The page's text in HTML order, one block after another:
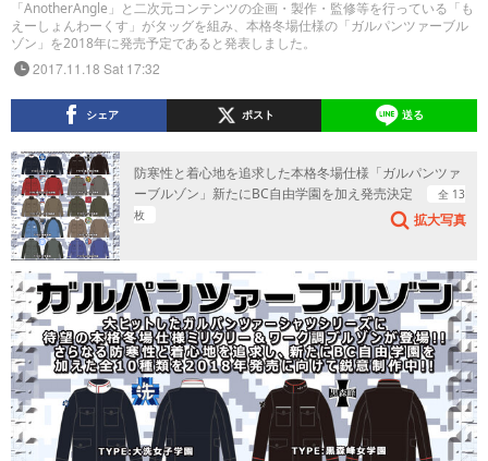
「AnotherAngle」と二次元コンテンツの企画・製作・監修等を行っている「も
えーしょんわーくす」がタッグを組み、本格冬場仕様の「ガルパンツァーブル
ゾン」を2018年に発売予定であると発表しました。
2017.11.18 Sat 17:32
シェア ポスト 送る
防寒性と着心地を追求した本格冬場仕様「ガルパンツァ
ーブルゾン」新たにBC自由学園を加え発売決定
全 13
枚
拡大写真